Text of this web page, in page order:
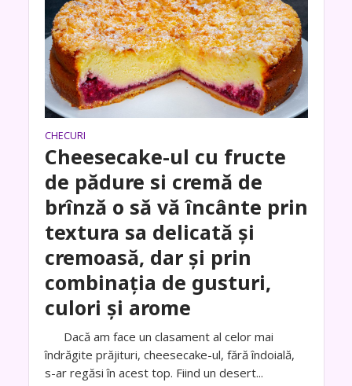
CHECURI
Cheesecake-ul cu fructe
de pădure si cremă de
brînză o să vă încânte prin
textura sa delicată și
cremoasă, dar și prin
combinația de gusturi,
culori și arome
Dacă am face un clasament al celor mai
îndrăgite prăjituri, cheesecake-ul, fără îndoială,
s-ar regăsi în acest top. Fiind un desert...